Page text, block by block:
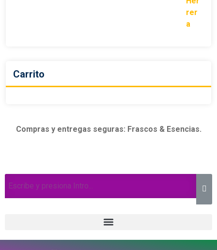
Carrito
Compras y entregas seguras: Frascos & Esencias.